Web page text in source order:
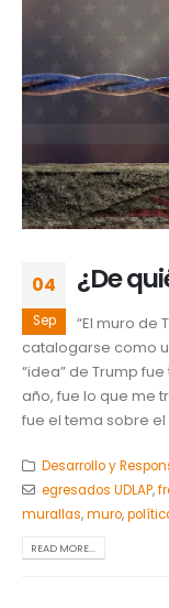
04
Sep
¿De
“El muro de
catalogarse como
“idea” de Trump
año, fue lo que me
fue el tema sobre el
Desarrollo y
egresados UDLAP,
murallas,muro,
READ MORE...